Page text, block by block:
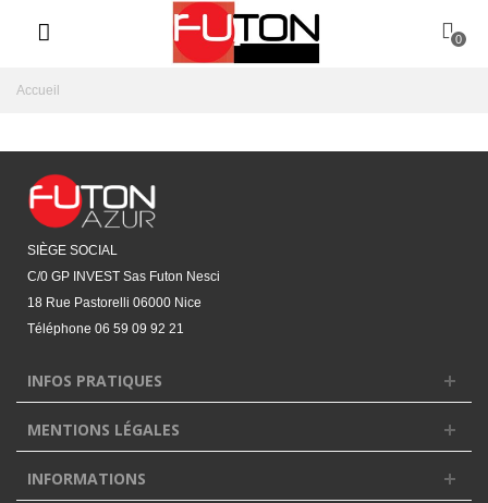
0
Accueil
SIÈGE SOCIAL
C/0 GP INVEST Sas Futon Nesci
18 Rue Pastorelli 06000 Nice
Téléphone 06 59 09 92 21‬
INFOS PRATIQUES
MENTIONS LÉGALES
INFORMATIONS